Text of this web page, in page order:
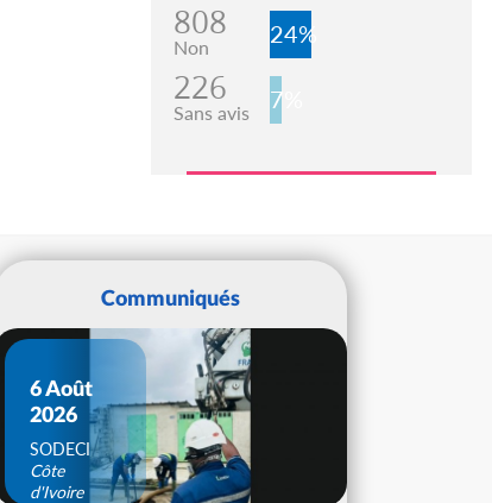
808
Non 24%
226
Sans avis 7%
Communiqués
6 Août
2026
SODECI
Côte
d'Ivoire